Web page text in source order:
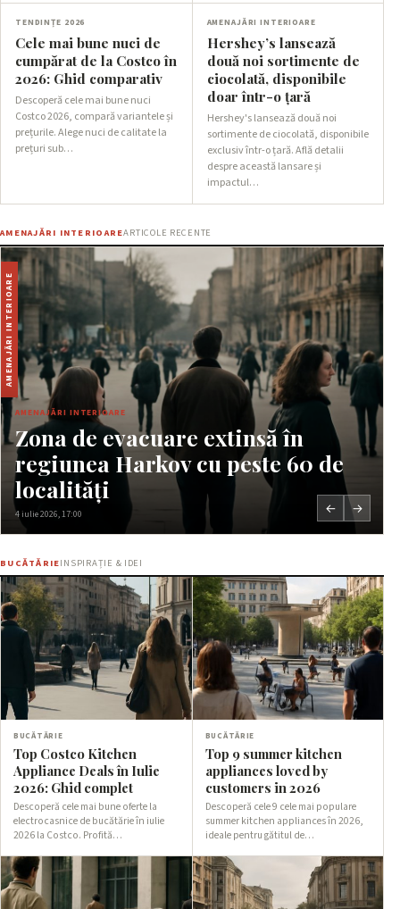
TENDINȚE 2026
Cele mai bune nuci de
cumpărat de la Costco în
2026: Ghid comparativ
Descoperă cele mai bune nuci
Costco 2026, compară variantele și
prețurile. Alege nuci de calitate la
prețuri sub…
AMENAJĂRI INTERIOARE
Hershey’s lansează
două noi sortimente de
ciocolată, disponibile
doar într-o țară
Hershey's lansează două noi
sortimente de ciocolată, disponibile
exclusiv într-o țară. Află detalii
despre această lansare și
impactul…
AMENAJĂRI INTERIOAREARTICOLE RECENTE
AMENAJĂRI INTERIOARE
AMENAJĂRI INTERIOARE
Zona de evacuare extinsă în
regiunea Harkov cu peste 60 de
localități
4 iulie 2026, 17:00 ← →
BUCĂTĂRIEINSPIRAȚIE & IDEI
BUCĂTĂRIE
Top Costco Kitchen
Appliance Deals în Iulie
2026: Ghid complet
Descoperă cele mai bune oferte la
electrocasnice de bucătărie în iulie
2026 la Costco. Profită…
BUCĂTĂRIE
Top 9 summer kitchen
appliances loved by
customers in 2026
Descoperă cele 9 cele mai populare
summer kitchen appliances în 2026,
ideale pentru gătitul de…